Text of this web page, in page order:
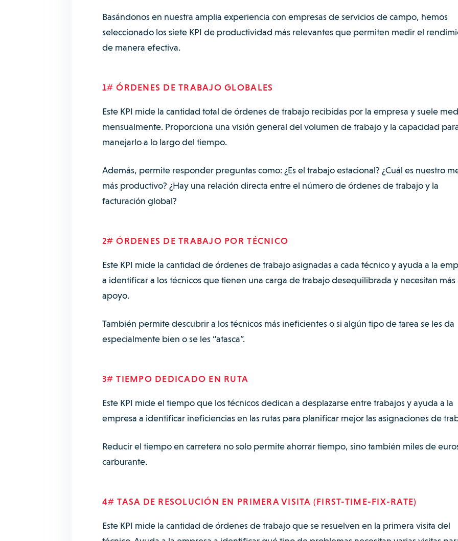
Basándonos en nuestra amplia experiencia con empresas de servicios de campo, hemos
seleccionado los siete KPI de productividad más relevantes que permiten medir el
de manera efectiva.
1# ÓRDENES DE TRABAJO GLOBALES
Este KPI mide la cantidad total de órdenes de trabajo recibidas por la empresa y suele
mensualmente. Proporciona una visión general del volumen de trabajo y la capacidad
manejarlo a lo largo del tiempo.
Además, permite responder preguntas como: ¿Es el trabajo estacional? ¿Cuál es nuestro
más productivo? ¿Hay una relación directa entre el número de órdenes de trabajo y la
facturación global?
2# ÓRDENES DE TRABAJO POR TÉCNICO
Este KPI mide la cantidad de órdenes de trabajo asignadas a cada técnico y ayuda a la
a identificar a los técnicos que tienen una carga de trabajo desequilibrada y necesitan más
apoyo.
También permite descubrir a los técnicos más ineficientes o si algún tipo de tarea se les da
especialmente bien o se les “atasca”.
3# TIEMPO DEDICADO EN RUTA
Este KPI mide el tiempo que los técnicos dedican a desplazarse entre trabajos y ayuda a la
empresa a identificar ineficiencias en las rutas para planificar mejor las asignaciones de
Reducir el tiempo en carretera no solo permite ahorrar tiempo, sino también miles de
carburante.
4# TASA DE RESOLUCIÓN EN PRIMERA VISITA (FIRST-TIME-FIX-RATE)
Este KPI mide la cantidad de órdenes de trabajo que se resuelven en la primera visita del